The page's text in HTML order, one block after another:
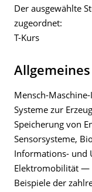
Der ausgewählte
zugeordnet:
T-Kurs
Mensch-
Systeme zur
Speicherung von
Sensorsysteme,
Informations- und
Elektromobilität —
Beispiele der